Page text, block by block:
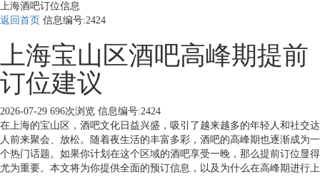
上海酒吧订位信息
返回首页 信息编号:2424
上海宝山区酒吧高峰期提前
订位建议
2026-07-29 696次浏览 信息编号:2424
在上海的宝山区，酒吧文化日益兴盛，吸引了越来越多的年轻人和社交达
人前来聚会、放松。随着夜生活的丰富多彩，酒吧的高峰期也逐渐成为一
个热门话题。如果你计划在这个区域的酒吧享受一晚，那么提前订位显得
尤为重要。本文将为你提供全面的预订信息，以及为什么在高峰期进行上